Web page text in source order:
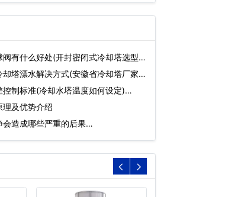
有什么好处(开封密闭式冷却塔选型)
塔漂水解决方式(安徽省冷却塔厂家)
控制标准(冷却水塔温度如何设定)…
及优势介绍
会造成哪些严重的后果…